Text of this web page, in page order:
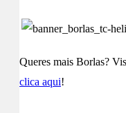
Queres mais Borlas?
clica aqui!